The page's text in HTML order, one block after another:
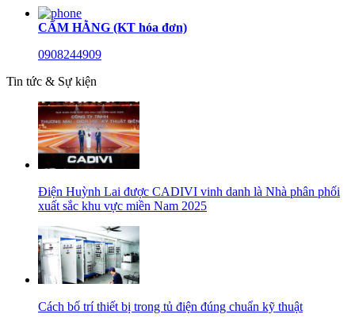
CẨM HẰNG (KT hóa đơn)
0908244909
Tin tức & Sự kiện
Điện Huỳnh Lai được CADIVI vinh danh là Nhà phân phối
xuất sắc khu vực miền Nam 2025
Cách bố trí thiết bị trong tủ điện đúng chuẩn kỹ thuật